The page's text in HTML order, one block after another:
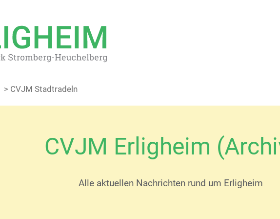
> CVJM Stadtradeln
CVJM Erligheim
Alle aktuellen Nachrichten rund um Erligheim